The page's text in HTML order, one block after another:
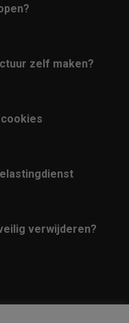
zelf maken?
verwijderen?